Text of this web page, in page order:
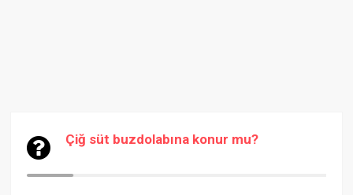
Çiğ süt buzdolabına konur mu?